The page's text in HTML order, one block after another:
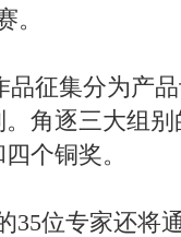
。
征集分为产品
角逐三大组
个铜奖。
位专家还将通